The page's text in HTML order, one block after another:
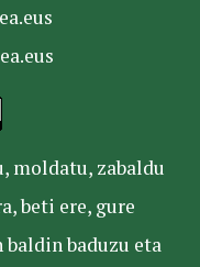
moldatu, zabaldu
beti ere, gure
baduzu eta